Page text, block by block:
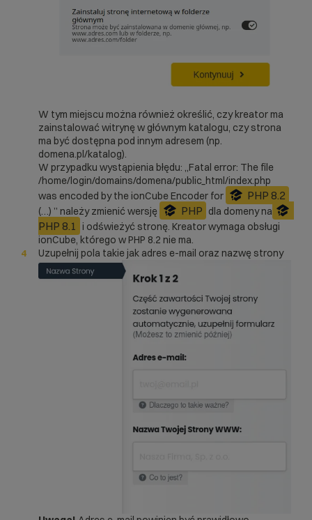
W tym miejscu można również określić, czy kreator ma
zainstalować witrynę w głównym katalogu, czy strona
ma być dostępna pod innym adresem (np.
domena.pl/katalog).
W przypadku wystąpienia błędu: „Fatal error: The file
/home/login/domains/domena/public_html/index.php
was encoded by the ionCube Encoder for
PHP 8.2
(…) ” należy zmienić wersję PHP dla domeny na
PHP 8.1
i odświeżyć stronę. Kreator wymaga obsługi
ionCube, którego w PHP 8.2 nie ma.
Uzupełnij pola takie jak adres e-mail oraz nazwę strony